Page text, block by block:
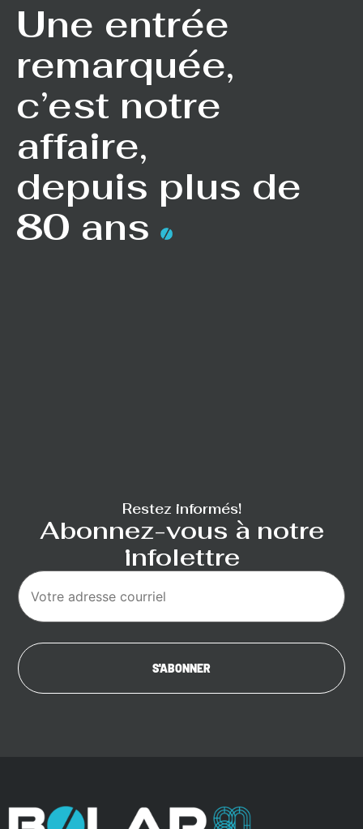
Une entrée
remarquée,
c’est notre
affaire,
depuis plus de
80 ans
Restez informés!
Abonnez-vous à notre
infolettre